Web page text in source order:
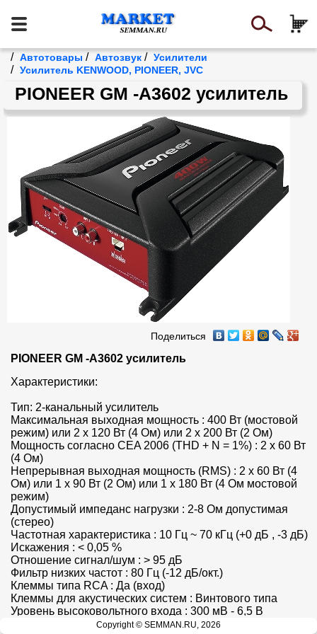
/ Автотовары / Автозвук / Усилители
/ Усилитель KENWOOD, PIONEER, JVC
PIONEER GM -A3602 усилитель
Поделиться
PIONEER GM -A3602 усилитель
Характеристики:
Тип: 2-канальный усилитель
Максимальная выходная мощность : 400 Вт (мостовой
режим) или 2 x 120 Вт (4 Ом) или 2 x 200 Вт (2 Ом)
Мощность согласно CEA 2006 (THD + N = 1%) : 2 x 60 Вт
(4 Ом)
Непрерывная выходная мощность (RMS) : 2 x 60 Вт (4
Ом) или 1 x 90 Вт (2 Ом) или 1 x 180 Вт (4 Ом мостовой
режим)
Допустимый импеданс нагрузки : 2-8 Ом допустимая
(стерео)
Частотная характеристика : 10 Гц ~ 70 кГц (+0 дБ , -3 дБ)
Искажения : < 0,05 %
Отношение сигнал/шум : > 95 дБ
Фильтр низких частот : 80 Гц (-12 дБ/окт.)
Клеммы типа RCA : Да (вход)
Клеммы для акустических систем : Винтового типа
Уровень высоковольтного входа : 300 мВ - 6,5 В
Размер шасси (Ш x В x Г) : 238 (Ш) X 60 (В) X 180 (Г) мм
Copyright © SEMMAN.RU, 2026